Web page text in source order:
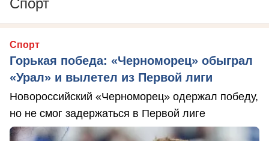
Спорт
Спорт
Горькая победа: «Черноморец» обыграл
«Урал» и вылетел из Первой лиги
Новороссийский «Черноморец» одержал победу,
но не смог задержаться в Первой лиге